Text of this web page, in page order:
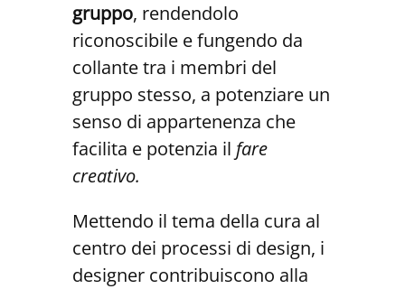
gruppo, rendendolo
riconoscibile e fungendo da
collante tra i membri del
gruppo stesso, a potenziare un
senso di appartenenza che
facilita e potenzia il fare
creativo.
Mettendo il tema della cura al
centro dei processi di design, i
designer contribuiscono alla